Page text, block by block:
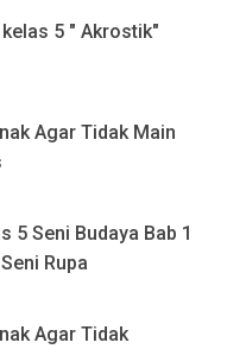
5 " Akrostik"
Agar Tidak Main
5 Seni Budaya Bab 1
Rupa
Agar Tidak